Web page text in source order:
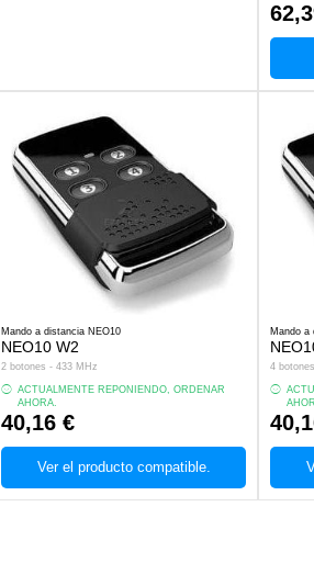
Mando a distancia NEO10
NEO10 W2
2 botones - 433 MHz
ACTUALMENTE REPONIENDO, ORDENAR
AHORA.
40,16 €
Ver el producto compatible.
Mando a
4